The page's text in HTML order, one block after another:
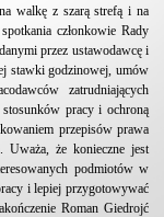
walkę z szarą strefą i na
członkowie Rady
przez ustawodawcę i
stawki godzinowej, umów
zatrudniających
stosunków pracy i ochroną
przepisów prawa
Uważa, że konieczne jest
podmiotów w
i lepiej przygotowywać
Roman Giedrojć